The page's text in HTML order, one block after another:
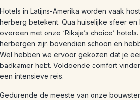
Hotels in Latijns-Amerika worden vaak
herberg betekent. Qua huiselijke sfeer en
overeen met onze ‘Riksja’s choice’
herbergen zijn bovendien schoon en
Wel hebben we ervoor gekozen dat je
badkamer hebt. Voldoende comfort
een intensieve reis.
Gedurende de meeste van onze